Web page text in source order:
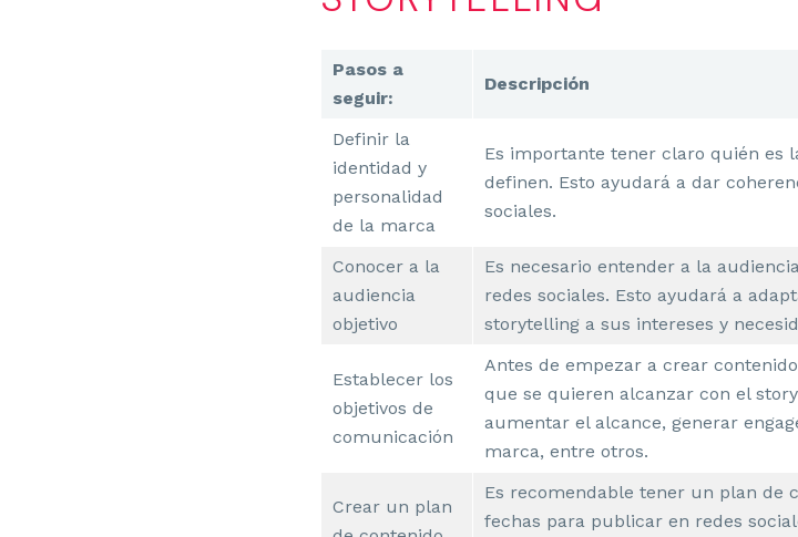
Pasos a
seguir:
Descripción
Definir la
identidad y
personalidad
de la marca
Es importante tener claro quién es
definen. Esto ayudará a dar
sociales.
Conocer a la
audiencia
objetivo
Es necesario entender a la
redes sociales. Esto ayudará a
storytelling a sus intereses y
Establecer los
objetivos de
comunicación
Antes de empezar a crear
que se quieren alcanzar con el
aumentar el alcance, generar
marca, entre otros.
Crear un plan
Es recomendable tener un plan de
fechas para publicar en redes